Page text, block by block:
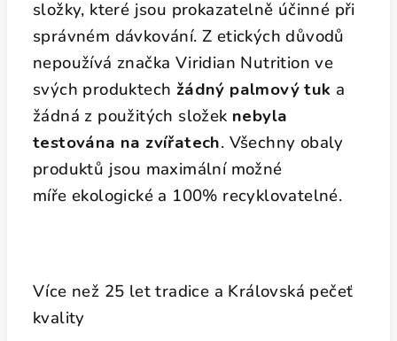
složky, které jsou prokazatelně účinné při
správném dávkování. Z etických důvodů
nepoužívá značka Viridian Nutrition ve
svých produktech žádný palmový tuk a
žádná z použitých složek nebyla
testována na zvířatech. Všechny obaly
produktů jsou maximální možné
míře ekologické a 100% recyklovatelné.
Více než 25 let tradice a Královská pečeť
kvality